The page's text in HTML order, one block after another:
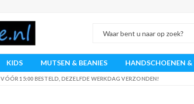
KIDS MUTSEN & BEANIES HANDSCHOENEN
VÓÓR 15:00 BESTELD, DEZELFDE WERKDAG VERZONDEN!